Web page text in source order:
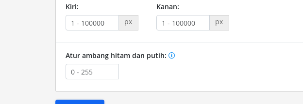
Kiri:
px
Kanan:
px
Atur ambang hitam dan putih: